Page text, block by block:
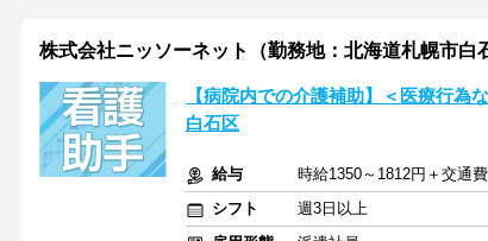
株式会社ニッソーネット（勤務地：北海道札幌市
【病院内での介護補助】＜医療行為
白石区
給与
時給1350～1812円＋交通
シフト
週3日以上